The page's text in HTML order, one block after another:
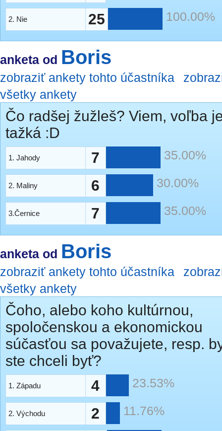
2. Nie 25 100.00%
anketa od Boris
zobraziť ankety tohto účastníka
všetky ankety
Čo radšej žužleš? Viem, voľba
tažká :D
1. Jahody 7 35.00%
2. Maliny 6 30.00%
3.Černice 7 35.00%
anketa od Boris
zobraziť ankety tohto účastníka
všetky ankety
Čoho, alebo koho kultúrnou,
spoločenskou a ekonomickou
súčasťou sa považujete, resp.
ste chceli byť?
1. Západu 4 23.53%
2. Východu 2 11.76%